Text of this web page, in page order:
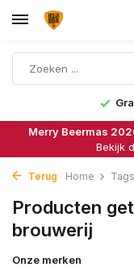
Merry Beermas
Bekijk
Terug Home Tags
Producten
brouwerij
Onze merken